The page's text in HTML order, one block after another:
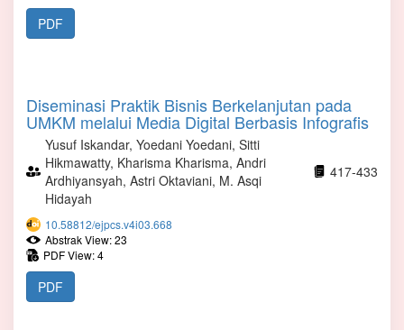
PDF
Diseminasi Praktik Bisnis Berkelanjutan pada
UMKM melalui Media Digital Berbasis Infografis
Yusuf Iskandar, Yoedani Yoedani, Sitti
Hikmawatty, Kharisma Kharisma, Andri
Ardhiyansyah, Astri Oktaviani, M. Asqi
Hidayah
417-433
10.58812/ejpcs.v4i03.668
Abstrak View: 23
PDF View: 4
PDF